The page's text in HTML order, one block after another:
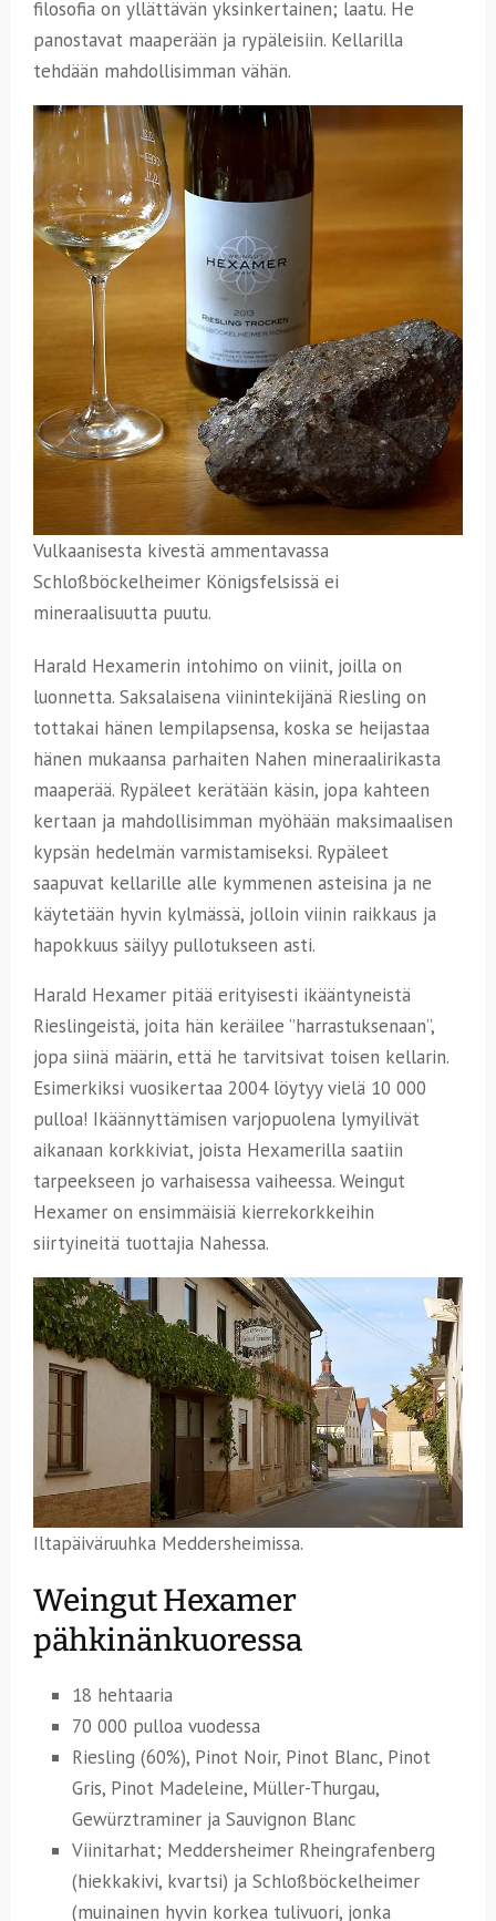
filosofia on yllättävän yksinkertainen; laatu. He
panostavat maaperään ja rypäleisiin. Kellarilla
tehdään mahdollisimman vähän.
Vulkaanisesta kivestä ammentavassa
Schloßböckelheimer Königsfelsissä ei
mineraalisuutta puutu.
Harald Hexamerin intohimo on viinit, joilla on
luonnetta. Saksalaisena viinintekijänä Riesling on
tottakai hänen lempilapsensa, koska se heijastaa
hänen mukaansa parhaiten Nahen mineraalirikasta
maaperää. Rypäleet kerätään käsin, jopa kahteen
kertaan ja mahdollisimman myöhään maksimaalisen
kypsän hedelmän varmistamiseksi. Rypäleet
saapuvat kellarille alle kymmenen asteisina ja ne
käytetään hyvin kylmässä, jolloin viinin raikkaus ja
hapokkuus säilyy pullotukseen asti.
Harald Hexamer pitää erityisesti ikääntyneistä
Rieslingeistä, joita hän keräilee ”harrastuksenaan”,
jopa siinä määrin, että he tarvitsivat toisen kellarin.
Esimerkiksi vuosikertaa 2004 löytyy vielä 10 000
pulloa! Ikäännyttämisen varjopuolena lymyilivät
aikanaan korkkiviat, joista Hexamerilla saatiin
tarpeekseen jo varhaisessa vaiheessa. Weingut
Hexamer on ensimmäisiä kierrekorkkeihin
siirtyineitä tuottajia Nahessa.
Iltapäiväruuhka Meddersheimissa.
Weingut Hexamer
pähkinänkuoressa
18 hehtaaria
70 000 pulloa vuodessa
Riesling (60%), Pinot Noir, Pinot Blanc, Pinot
Gris, Pinot Madeleine, Müller-Thurgau,
Gewürztraminer ja Sauvignon Blanc
Viinitarhat; Meddersheimer Rheingrafenberg
(hiekkakivi, kvartsi) ja Schloßböckelheimer
(muinainen hyvin korkea tulivuori, jonka